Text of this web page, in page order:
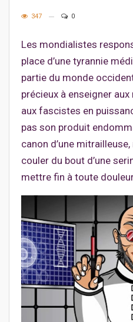
347 0
Les mondialistes
place d’une tyrannie
partie du monde
précieux à enseigner
aux fascistes en
pas son produit
canon d’une
couler du bout d’une
mettre fin à toute